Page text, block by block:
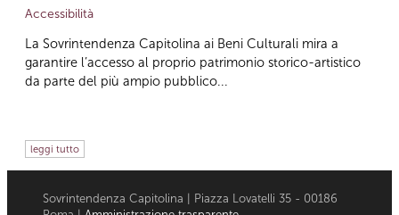
Accessibilità
La Sovrintendenza Capitolina ai Beni Culturali mira a
garantire l’accesso al proprio patrimonio storico-artistico
da parte del più ampio pubblico...
leggi tutto
Sovrintendenza Capitolina | Piazza Lovatelli 35 - 00186